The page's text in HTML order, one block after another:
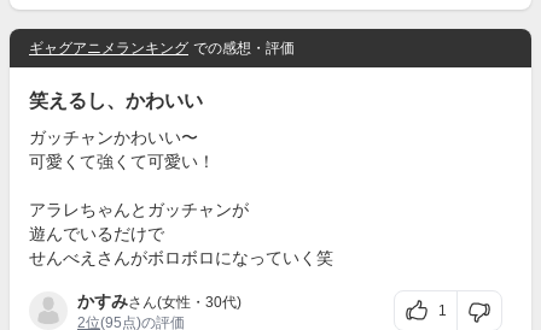
ギャグアニメランキング での感想・評価
笑えるし、かわいい
ガッチャンかわいい〜
可愛くて強くて可愛い！
アラレちゃんとガッチャンが
遊んでいるだけで
せんべえさんがボロボロになっていく笑
かすみさん(女性・30代)
2位(95点)の評価
1